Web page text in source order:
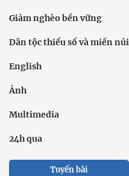
Giảm nghèo bền vững
Dân tộc thiểu số và miền núi
English
Ảnh
Multimedia
24h qua
Tuyến bài